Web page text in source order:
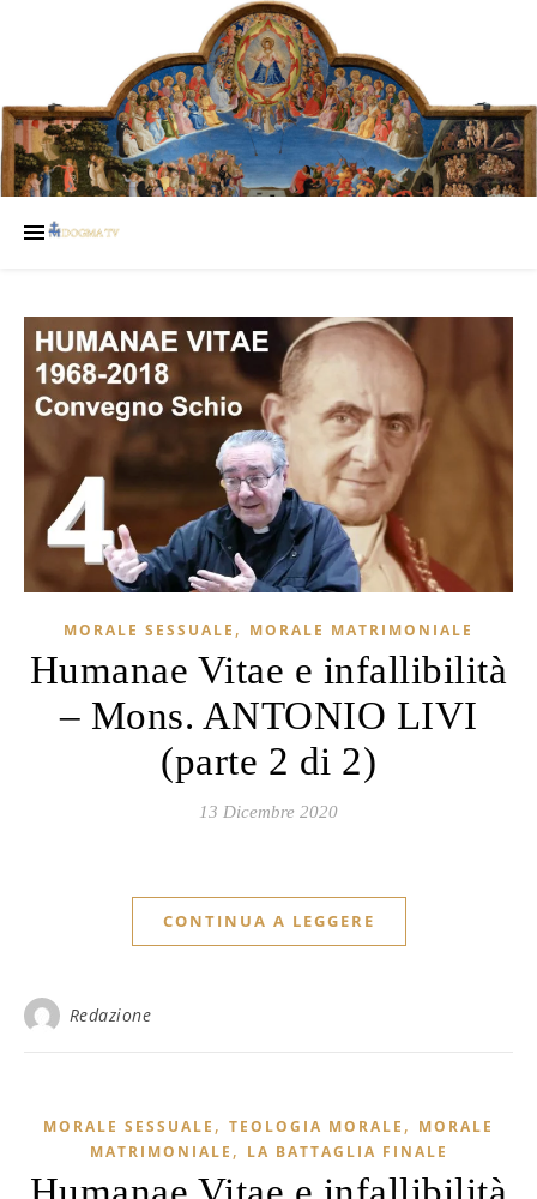
MORALE SESSUALE , MORALE MATRIMONIALE
Humanae Vitae e infallibilità
– Mons. ANTONIO LIVI
(parte 2 di 2)
13 Dicembre 2020
CONTINUA A LEGGERE
Redazione
MORALE SESSUALE , TEOLOGIA MORALE , MORALE
MATRIMONIALE , LA BATTAGLIA FINALE